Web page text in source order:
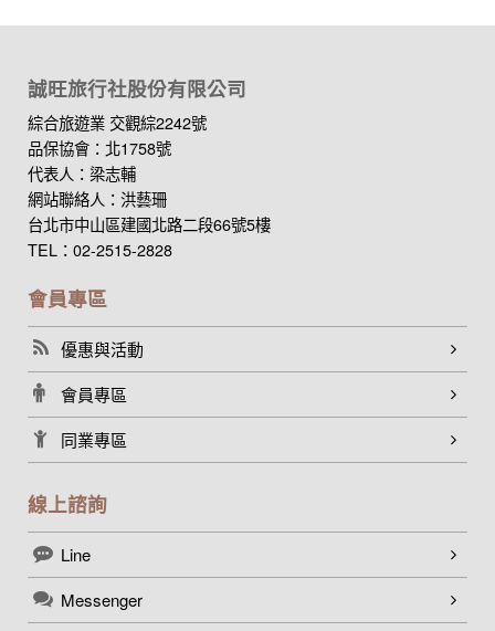
誠旺旅行社股份有限公司
綜合旅遊業 交觀綜2242號
品保協會：北1758號
代表人：梁志輔
網站聯絡人：洪藝珊
台北市中山區建國北路二段66號5樓
TEL：02-2515-2828
會員專區
優惠與活動
會員專區
同業專區
線上諮詢
Line
Messenger